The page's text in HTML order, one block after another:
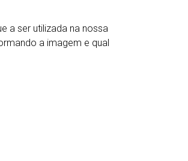
a ser utilizada na nossa
a imagem e qual